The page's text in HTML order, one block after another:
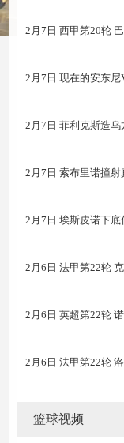
2月7日 西甲第20轮
2月7日 现在的安东
2月7日 菲利克斯造
2月7日 索布里诺撞
2月7日 埃斯皮诺下底
2月6日 法甲第22轮
2月6日 英超第22轮
2月6日 法甲第22轮
篮球视频